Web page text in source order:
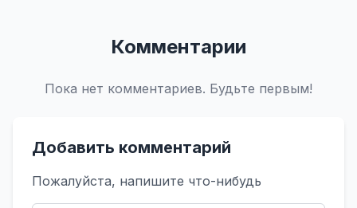
Комментарии
Пока нет комментариев. Будьте первым!
Добавить комментарий
Пожалуйста, напишите что-нибудь